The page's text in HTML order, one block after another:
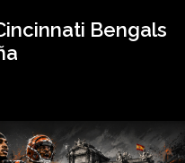
Bengals